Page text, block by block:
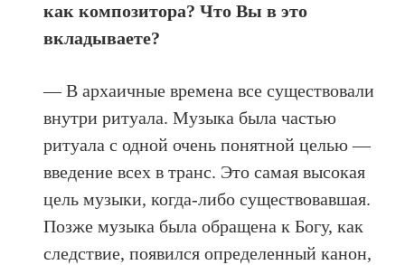
как композитора? Что Вы в это
вкладываете?
— В архаичные времена все существовали
внутри ритуала. Музыка была частью
ритуала с одной очень понятной целью —
введение всех в транс. Это самая высокая
цель музыки, когда-либо существовавшая.
Позже музыка была обращена к Богу, как
следствие, появился определенный канон,